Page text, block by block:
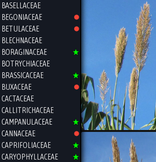
BASELLACEAE
BEGONIACEAE
BETULACEAE
BLECHNACEAE
BORAGINACEAE
BOTRYCHIACEAE
BRASSICACEAE
BUXACEAE
CACTACEAE
CALLITRICHACEAE
CAMPANULACEAE
CANNACEAE
CAPRIFOLIACEAE
CARYOPHYLLACEAE